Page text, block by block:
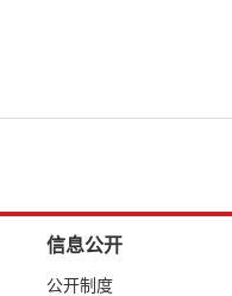
信息公开
公开制度